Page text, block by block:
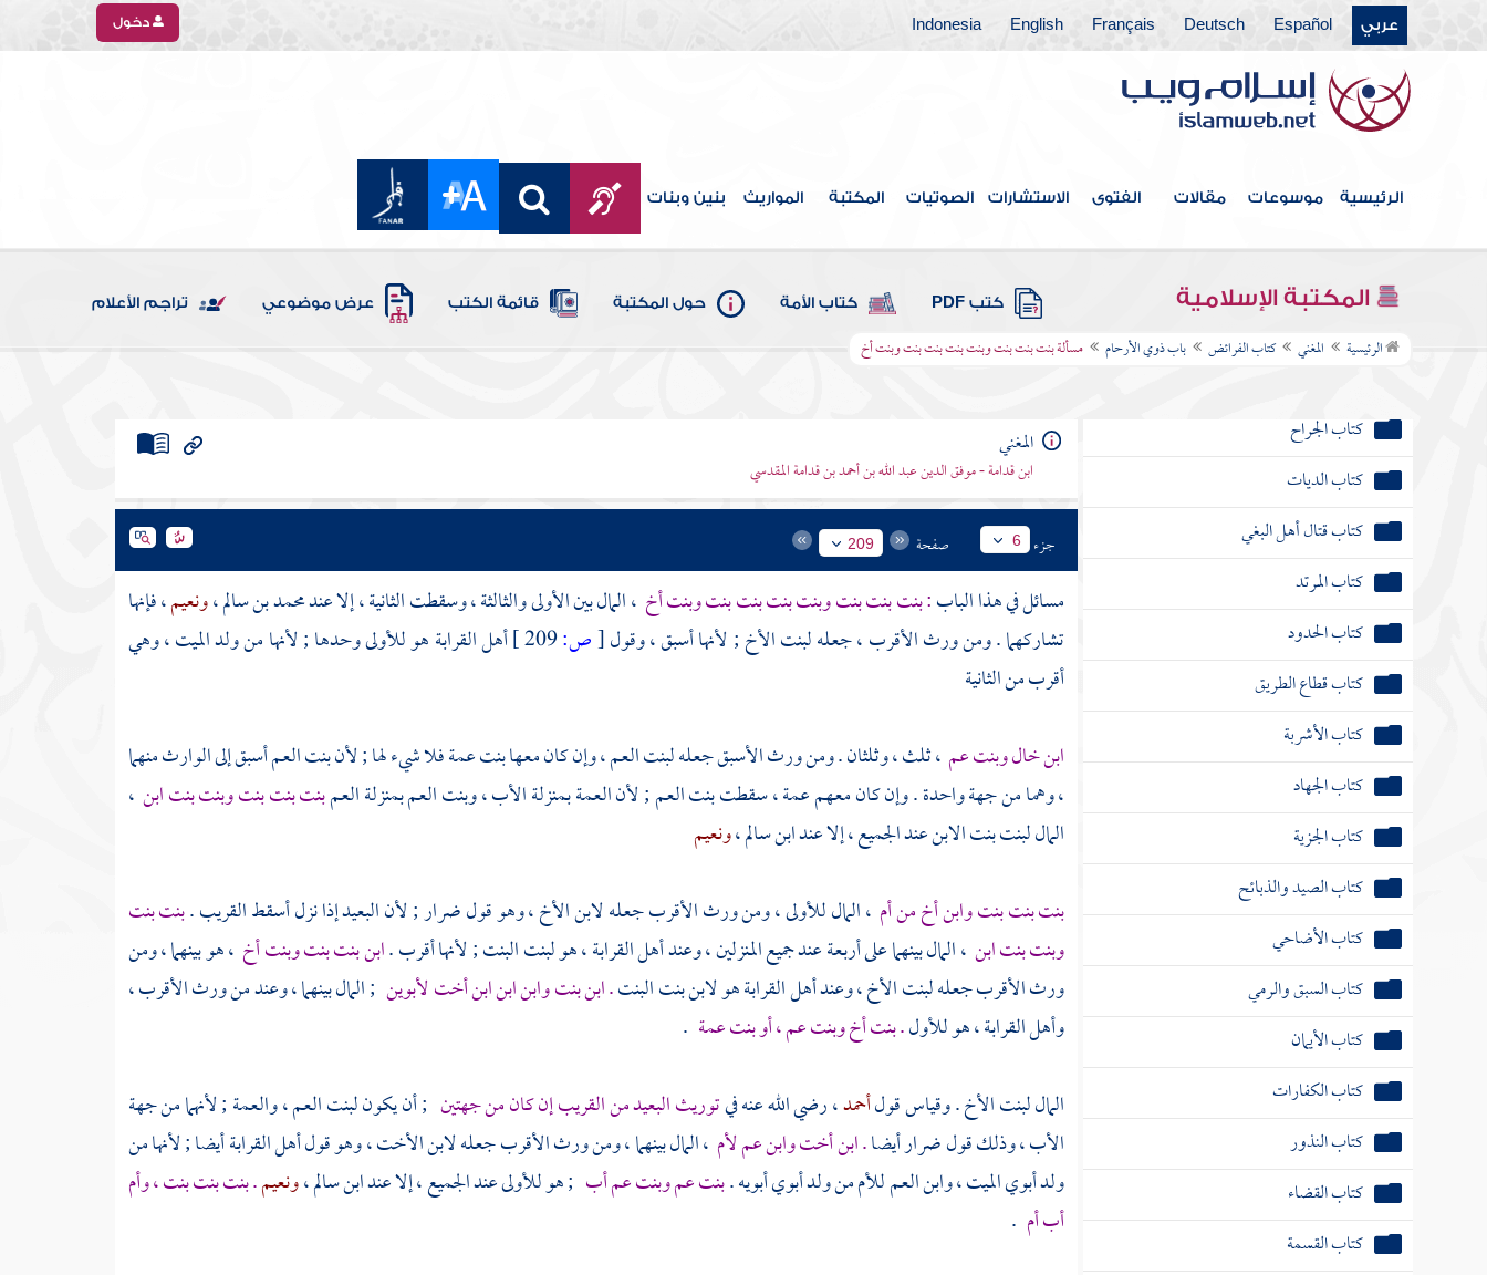
عربي Español
Deutsch
Français
English
Indonesia دخول
الرئيسية موسوعات مقالات الفتوى الاستشارات الصوتيات المكتبة المواريث بنين وبنات
المكتبة الإسلامية كتب PDF كتاب الأمة حول المكتبة قائمة الكتب عرض موضوعي تراجم الأعلام
الرئيسية المغني كتاب الفرائض باب ذوي الأرحام مسألة بنت بنت بنت وبنت بنت بنت بنت وبنت أخ
كتاب الظهار
كتاب اللعان
كتاب العدد
باب الحال التي تجب فيها النفقة على الزوج
كتاب قتال أهل البغي
كتاب المرتد
كتاب الحدود
كتاب قطاع الطريق
كتاب الأشربة
كتاب الجهاد
كتاب الجزية
كتاب الصيد والذبائح
كتاب الأضاحي
كتاب السبق والرمي
كتاب الأيمان
كتاب الكفارات
كتاب النذور
كتاب القضاء
كتاب القسمة
كتاب الشهادات
كتاب الأقضية
المغني
ابن قدامة - موفق الدين عبد الله بن أحمد بن قدامة المقدسي
جزء 6 صفحة 209
مسائل في هذا الباب: بنت بنت بنت وبنت بنت بنت بنت وبنت أخ ، المال بين الأولى والثالثة ، وسقطت الثانية ، إلا عندمحمد بن سالم،ونعيم، فإنها
تشاركهما . ومن ورث الأقرب ، جعله لبنت الأخ ; لأنها أسبق ، وقول[ص:
أهل القرابة هو للأولى وحدها ; لأنها من ولد الميت ، وهي
أقرب من الثانية
ابن خال وبنت عم ، ثلث ، وثلثان . ومن ورث الأسبق جعله لبنت العم ، وإن كان معها بنت عمة فلا شيء لها ; لأن بنت العم أسبق إلى الوارث منهما
، وهما من جهة واحدة . وإن كان معهم عمة ، سقطت بنت العم ; لأن العمة بمنزلة الأب ، وبنت العم بمنزلة العمبنت بنت بنت وبنت بنت ابن ،
المال لبنت بنت الابن عند الجميع ، إلا عندابن سالم،ونعيم
بنت بنت بنت وابن أخ من أم ، المال للأولى ، ومن ورث الأقرب جعله لابن الأخ ، وهو قولضرار; لأن البعيد إذا نزل أسقط القريب .بنت بنت
وبنت بنت ابن ، المال بينهما على أربعة عند جميع المنزلين ، وعند أهل القرابة ، هو لبنت البنت ; لأنها أقرب .ابن بنت بنت وبنت أخ ، هو بينهما ، ومن
ورث الأقرب جعله لبنت الأخ ، وعند أهل القرابة هو لابن بنت البنت. ابن بنت وابن ابن ابن أخت لأبوين ; المال بينهما ، وعند من ورث الأقرب ،
وأهل القرابة ، هو للأول. بنت أخ وبنت عم ، أو بنت عمة .
المال لبنت الأخ . وقياس قولأحمد، رضي الله عنه فيتوريث البعيد من القريب إن كان من جهتين ; أن يكون لبنت العم ، والعمة ; لأنهما من جهة
الأب ، وذلك قولضرارأيضا. ابن أخت وابن عم لأم ، المال بينهما ، ومن ورث الأقرب جعله لابن الأخت ، وهو قول أهل القرابة أيضا ; لأنها من
ولد أبوي الميت ، وابن العم للأم من ولد أبوي أبويه .بنت عم وبنت عم أب ; هو للأولى عند الجميع ، إلا عندابن سالم،ونعيم. بنت بنت بنت ، وأم
أب أم .